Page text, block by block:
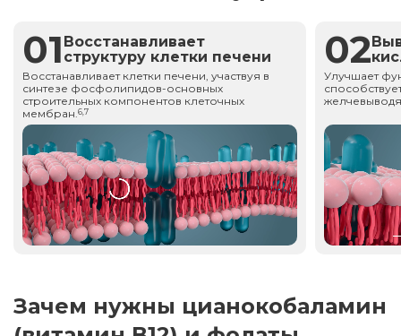
01 Восстанавливает
структуру клетки печени
Восстанавливает клетки печени, участвуя в
синтезе фосфолипидов-основных
строительных компонентов клеточных
мембран.6,7
02
Улучшает
Зачем нужны цианокобаламин